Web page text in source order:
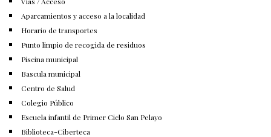
Aparcamientos y acceso a la localidad
Horario de transportes
Punto limpio de recogida de residuos
Piscina municipal
Bascula municipal
Centro de Salud
Colegio Público
Escuela infantil de Primer Ciclo San Pelayo
Biblioteca-Ciberteca